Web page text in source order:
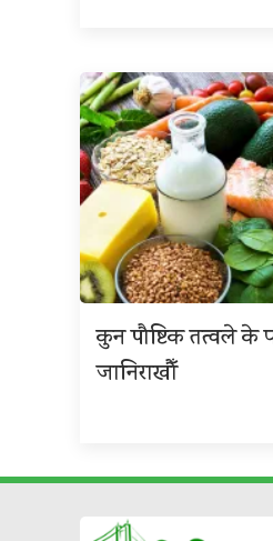
कुन पौष्टिक तत्वले के
जानिराखौँ